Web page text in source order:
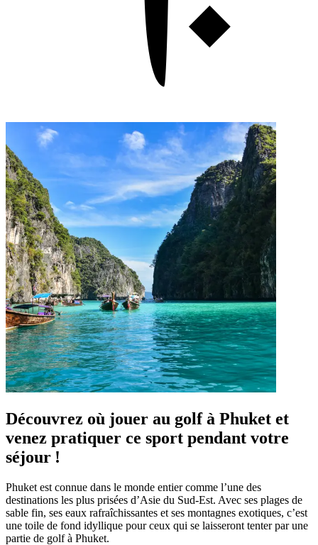
Découvrez où jouer au golf à Phuket et
venez pratiquer ce sport pendant votre
séjour !
Phuket est connue dans le monde entier comme l’une des
destinations les plus prisées d’Asie du Sud-Est. Avec ses plages de
sable fin, ses eaux rafraîchissantes et ses montagnes exotiques, c’est
une toile de fond idyllique pour ceux qui se laisseront tenter par une
partie de golf à Phuket.